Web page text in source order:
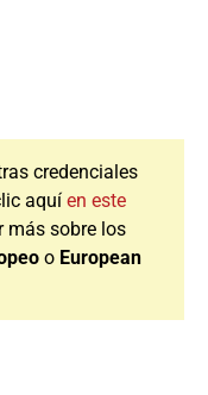
credenciales
aquí en este
más sobre los
o European